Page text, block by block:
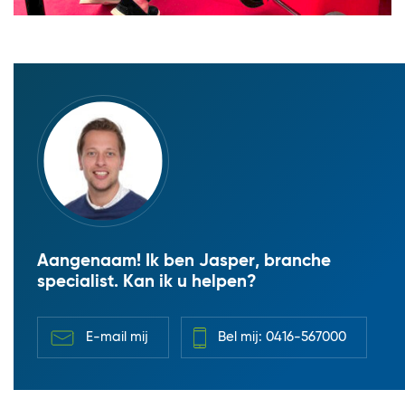
Aangenaam! Ik ben Jasper, branche
specialist. Kan ik u helpen?
E-mail mij Bel mij: 0416-567000